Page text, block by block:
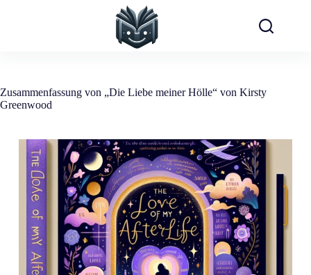
Zusammenfassung von „Die Liebe meiner Hölle“ von Kirsty
Greenwood